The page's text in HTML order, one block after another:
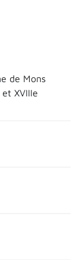
de Mons
XVIIIe